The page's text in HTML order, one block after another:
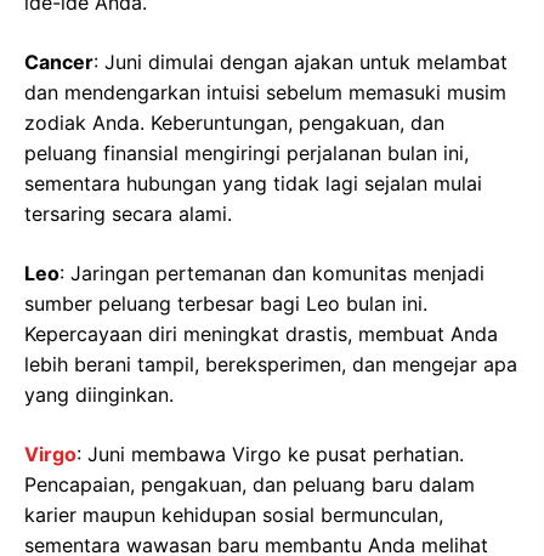
Cancer: Juni dimulai dengan ajakan untuk melambat
dan mendengarkan intuisi sebelum memasuki musim
zodiak Anda. Keberuntungan, pengakuan, dan
peluang finansial mengiringi perjalanan bulan ini,
sementara hubungan yang tidak lagi sejalan mulai
tersaring secara alami.
Leo: Jaringan pertemanan dan komunitas menjadi
sumber peluang terbesar bagi Leo bulan ini.
Kepercayaan diri meningkat drastis, membuat Anda
lebih berani tampil, bereksperimen, dan mengejar apa
yang diinginkan.
Virgo: Juni membawa Virgo ke pusat perhatian.
Pencapaian, pengakuan, dan peluang baru dalam
karier maupun kehidupan sosial bermunculan,
sementara wawasan baru membantu Anda melihat